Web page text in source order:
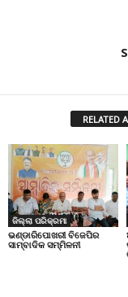
RELATED
ଜିଲ୍ଲା ପରିକ୍ରମା
ଭଣ୍ଡାରିପୋଖରୀ ବିଜେପିର
ସାମ୍ବାଦିକ ସମ୍ମିଳନୀ